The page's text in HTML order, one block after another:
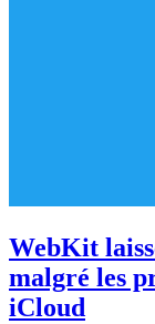
WebKit
malgré les
iCloud